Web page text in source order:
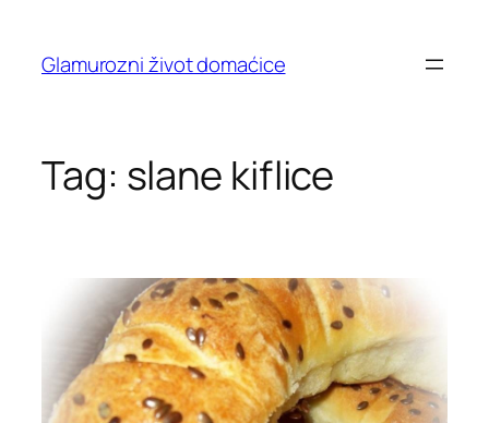
content
Glamurozni život domaćice
Tag: slane kiflice